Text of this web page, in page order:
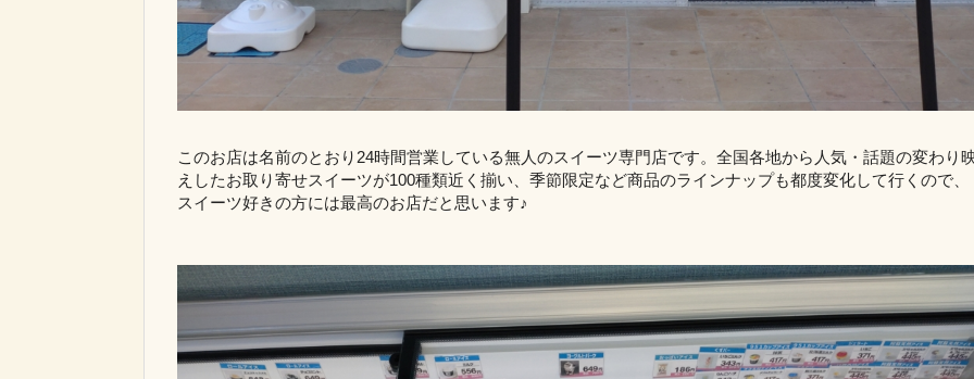
このお店は名前のとおり24時間営業している無人のスイーツ専門店です。全国各地から人気・話題の変わり
えしたお取り寄せスイーツが100種類近く揃い、季節限定など商品のラインナップも都度変化して行くので、
スイーツ好きの方には最高のお店だと思います♪